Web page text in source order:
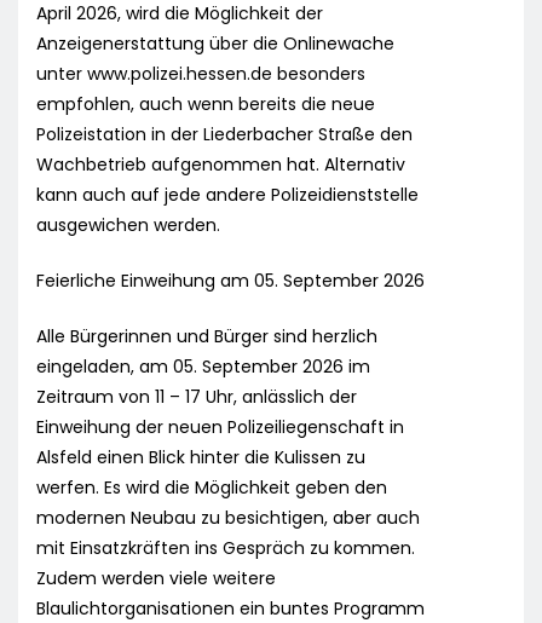
April 2026, wird die Möglichkeit der
Anzeigenerstattung über die Onlinewache
unter www.polizei.hessen.de besonders
empfohlen, auch wenn bereits die neue
Polizeistation in der Liederbacher Straße den
Wachbetrieb aufgenommen hat. Alternativ
kann auch auf jede andere Polizeidienststelle
ausgewichen werden.
Feierliche Einweihung am 05. September 2026
Alle Bürgerinnen und Bürger sind herzlich
eingeladen, am 05. September 2026 im
Zeitraum von 11 – 17 Uhr, anlässlich der
Einweihung der neuen Polizeiliegenschaft in
Alsfeld einen Blick hinter die Kulissen zu
werfen. Es wird die Möglichkeit geben den
modernen Neubau zu besichtigen, aber auch
mit Einsatzkräften ins Gespräch zu kommen.
Zudem werden viele weitere
Blaulichtorganisationen ein buntes Programm